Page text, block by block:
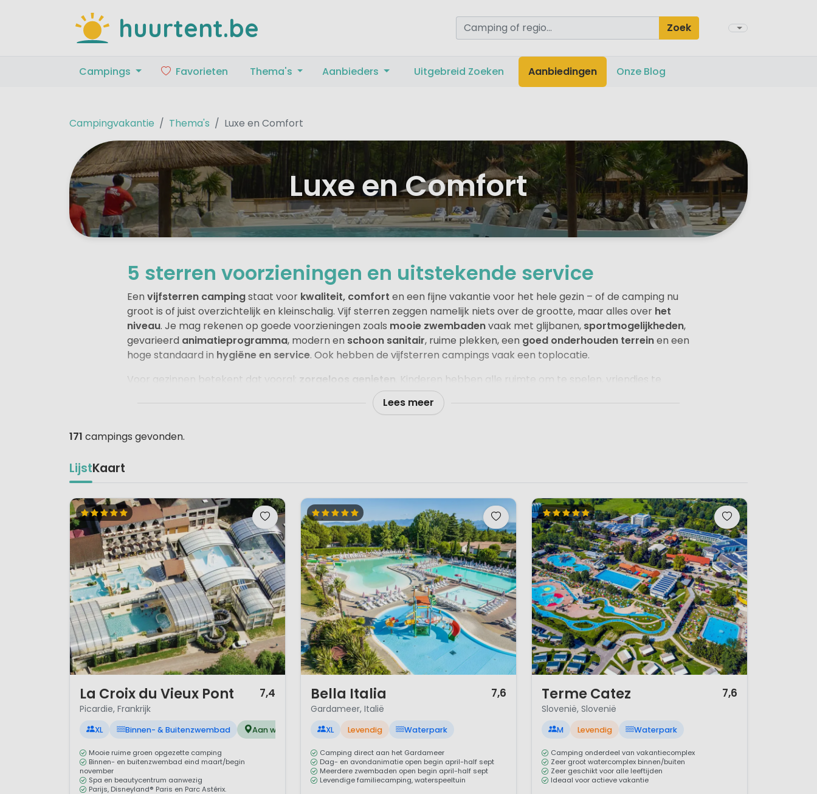
huurtent.be Zoek
Campings Favorieten Thema's Aanbieders Uitgebreid Zoeken Aanbiedingen Onze Blog
Campingvakantie Thema's Luxe en Comfort
Luxe en Comfort
5 sterren voorzieningen en uitstekende service
Een vijfsterren campingstaat voor kwaliteit, comfort en een fijne vakantie voor het hele gezin – of de camping nu
groot is of juist overzichtelijk en kleinschalig. Vijf sterren zeggen namelijk niets over de grootte, maar alles over het
niveau. Je mag rekenen op goede voorzieningen zoals mooie zwembadenvaak met glijbanen, sportmogelijkheden,
gevarieerd animatieprogramma, modern en schoon sanitair, ruime plekken, een goed onderhouden terreinen een
hoge standaard in hygiëne en service. Ook hebben de vijfsterren campings vaak een toplocatie.
Voor gezinnen betekent dat vooral: zorgeloos genieten . Kinderen hebben alle ruimte om te spelen, vriendjes te
maken en mee te doen aan leuke activiteiten of animatie. Tegelijk is er voor ouders volop comfort, met fijne
faciliteiten, persoonlijke service en vaak extra’s zoals wellness. Ook het eten is goed geregeld, met
Lees meer
171 campings gevonden.
LijstKaart
La Croix du Vieux Pont 7,4
Picardie, Frankrijk
XL Binnen- & Buitenzwembad Aan water
Mooie ruime groen opgezette camping
Binnen- en buitenzwembad eind maart/begin
november
Spa en beautycentrum aanwezig
Parijs, Disneyland® Paris en Parc Astérix.
Bella Italia 7,6
Gardameer, Italië
XL Levendig Waterpark
Camping direct aan het Gardameer
Dag- en avondanimatie open begin april-half sept
Meerdere zwembaden open begin april-half sept
Levendige familiecamping, waterspeeltuin
Terme Catez 7,6
Slovenië, Slovenië
M Levendig Waterpark
Camping onderdeel van vakantiecomplex
Zeer groot watercomplex binnen/buiten
Zeer geschikt voor alle leeftijden
Ideaal voor actieve vakantie